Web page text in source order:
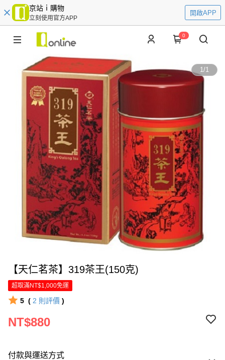
京站ｉ購物
立刻使用官方APP
開啟APP
0
1/1
【天仁茗茶】319茶王(150克)
超取滿NT$1,000免運
5 ( 2 則評價 )
NT$880
付款與運送方式